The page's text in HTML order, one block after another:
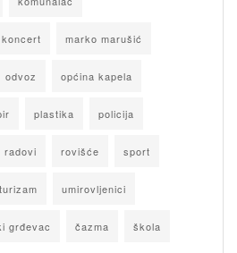
koncert marko marušić
odvoz općina kapela
plastika policija
radovi rovišće sport
turizam umirovljenici
grđevac čazma škola